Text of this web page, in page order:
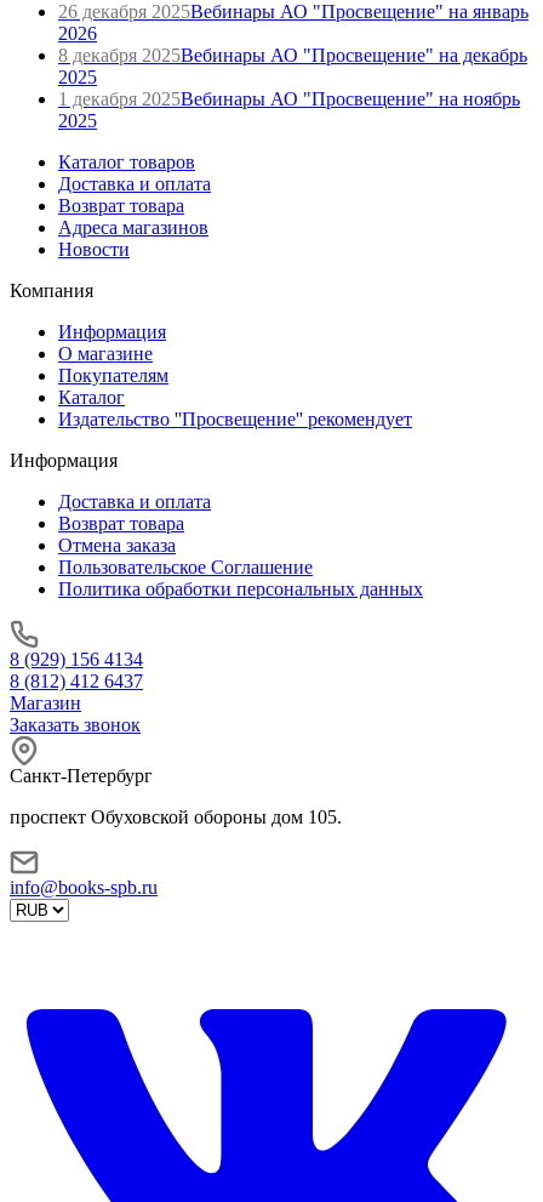
26 декабря 2025Вебинары АО "Просвещение" на январь
2026
8 декабря 2025Вебинары АО "Просвещение" на декабрь
2025
1 декабря 2025Вебинары АО "Просвещение" на ноябрь
2025
Каталог товаров
Доставка и оплата
Возврат товара
Адреса магазинов
Новости
Компания
Информация
О магазине
Покупателям
Каталог
Издательство ''Просвещение'' рекомендует
Информация
Доставка и оплата
Возврат товара
Отмена заказа
Пользовательское Соглашение
Политика обработки персональных данных
8 (929) 156 4134
8 (812) 412 6437
Магазин
Заказать звонок
Санкт-Петербург
проспект Обуховской обороны дом 105.
info@books-spb.ru